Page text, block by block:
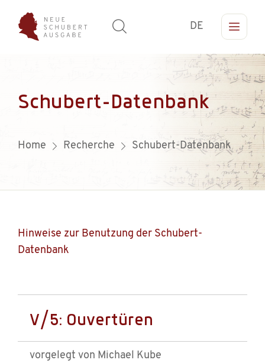
DE
Schubert-Datenbank
Home Recherche Schubert-Datenbank
Hinweise zur Benutzung der Schubert-
Datenbank
V/5: Ouvertüren
vorgelegt von Michael Kube